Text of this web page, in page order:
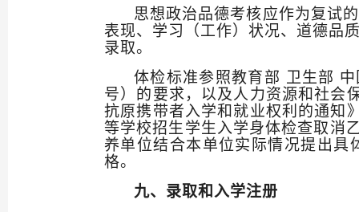
思想政治品德考核应作为复试
表现、学习（工作）状况、道德品
录取。
体检标准参照教育部
卫生部
号）的要求，以及人力资源和社会
抗原携带者入学和就业权利的通知
等学校招生学生入学身体检查取消
养单位结合本单位实际情况提出具
格。
九、录取和入学注册